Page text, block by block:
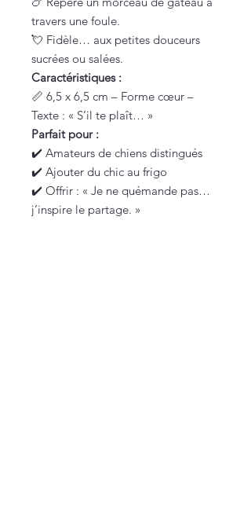
travers une foule.
💘 Fidèle… aux petites douceurs
sucrées ou salées.
Caractéristiques :
📏 6,5 x 6,5 cm – Forme cœur –
Texte : « S’il te plaît… »
Parfait pour :
✔️ Amateurs de chiens distingués
✔️ Ajouter du chic au frigo
✔️ Offrir : « Je ne quémande pas…
j’inspire le partage. »